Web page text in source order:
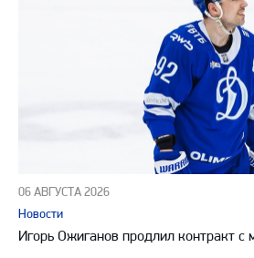
06 АВГУСТА 2026
Новости
Игорь Ожиганов продлил контракт